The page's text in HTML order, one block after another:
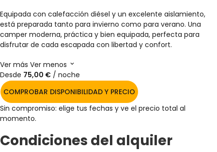
Equipada con calefacción diésel y un excelente aislamiento,
está preparada tanto para invierno como para verano. Una
camper moderna, práctica y bien equipada, perfecta para
disfrutar de cada escapada con libertad y confort.
Ver más Ver menos
Desde 75,00 € / noche
COMPROBAR DISPONIBILIDAD Y PRECIO
Sin compromiso: elige tus fechas y ve el precio total al
momento.
Condiciones del alquiler